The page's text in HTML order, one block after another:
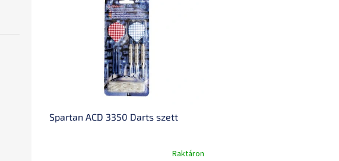
Spartan ACD 3350 Darts szett
Raktáron